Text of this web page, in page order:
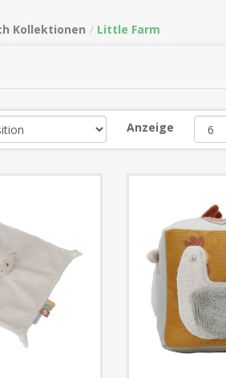
Kollektionen Little Farm
Anzeige